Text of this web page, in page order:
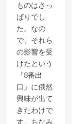
ものはさっ
ぱりでし
た。なの
で、それら
の影響を受
けたという
『8番出
口』に俄然
興味が出て
きたわけで
す。ちなみ